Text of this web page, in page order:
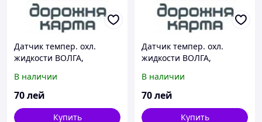
Датчик темпер. охл.
жидкости ВОЛГА,
В наличии
70лей
Купить
Датчик темпер. охл.
жидкости ВОЛГА,
В наличии
70лей
Купить